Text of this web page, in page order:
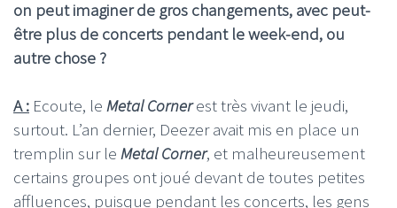
on peut imaginer de gros changements, avec peut-
être plus de concerts pendant le week-end, ou
autre chose ?
A : Ecoute, le Metal Cornerest très vivant le jeudi,
surtout. L’an dernier, Deezer avait mis en place un
tremplin sur le Metal Corner, et malheureusement
certains groupes ont joué devant de toutes petites
affluences, puisque pendant les concerts, les gens